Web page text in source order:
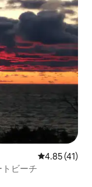
レビュー41
4.85 (41)
ビーチ